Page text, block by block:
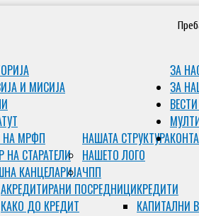
ЗА
И МИСИЈА
НАШАТА СТРУКТУРА
НА МРФП
НА СТАРАТЕЛИ
КАНЦЕЛАРИЈА
НАШЕТО ЛОГО
ЧПП
ЗА
КРЕДИТИ
АКРЕДИТИРАНИ ПОСРЕДНИЦИ
КАКО ДО КРЕДИТ
КАПИТАЛНИ